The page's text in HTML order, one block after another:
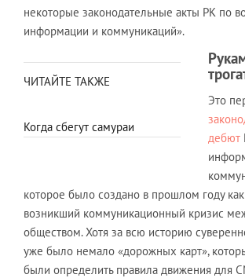
некоторые законодательные акты РК по
информации и коммуникаций».
ЧИТАЙТЕ ТАКЖЕ
Когда сбегут самураи
Это
дебют
которое было создано в прошлом году как
возникший коммуникационный кризис
обществом. Хотя за всю историю
уже было немало «дорожных карт»,
были определить правила движения для